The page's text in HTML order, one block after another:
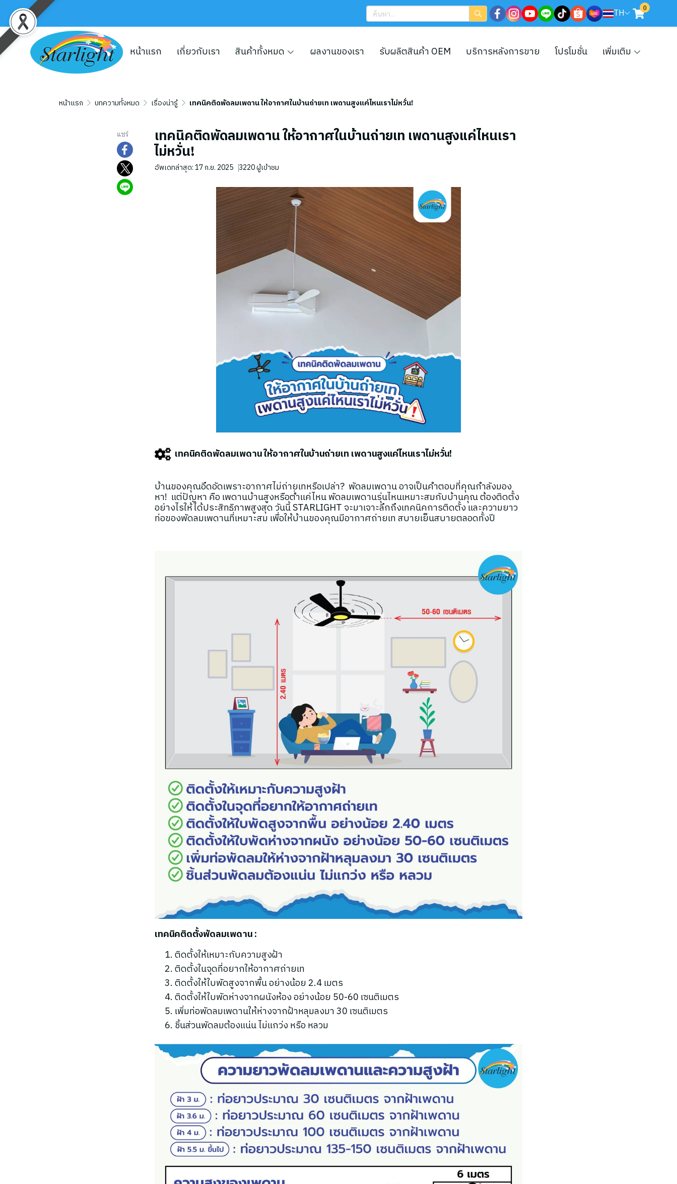
TH 0
หน้าแรก เกี่ยวกับเรา สินค้าทั้งหมด ผลงานของเรา รับผลิตสินค้า OEM บริการหลังการขาย โปรโมชั่น เพิ่มเติม
หน้าแรก บทความทั้งหมด เรื่องน่ารู้ เทคนิคติดพัดลมเพดาน ให้อากาศในบ้านถ่ายเท เพดานสูงแค่ไหนเราไม่หวั่น!
แชร์ เทคนิคติดพัดลมเพดาน ให้อากาศในบ้านถ่ายเท เพดานสูงแค่ไหนเรา
ไม่หวั่น!
อัพเดทล่าสุด: 17 ก.ย. 2025 3220 ผู้เข้าชม
เทคนิคติดพัดลมเพดาน ให้อากาศในบ้านถ่ายเท เพดานสูงแค่ไหนเราไม่หวั่น!
บ้านของคุณอึดอัดเพราะอากาศไม่ถ่ายเทหรือเปล่า? พัดลมเพดาน อาจเป็นคำตอบที่คุณกำลังมอง
หา! แต่ปัญหา คือ เพดานบ้านสูงหรือต่ำแค่ไหน พัดลมเพดานรุ่นไหนเหมาะสมกับบ้านคุณ ต้องติดตั้ง
อย่างไรให้ได้ประสิทธิภาพสูงสุด วันนี้ STARLIGHT จะมาเจาะลึกถึงเทคนิคการติดตั้ง และความยาว
ท่อของพัดลมเพดานที่เหมาะสม เพื่อให้บ้านของคุณมีอากาศถ่ายเท สบายเย็นสบายตลอดทั้งปี
เทคนิคติดตั้งพัดลมเพดาน :
ติดตั้งให้เหมาะกับความสูงฝ้า
ติดตั้งในจุดที่อยากให้อากาศถ่ายเท
ติดตั้งให้ใบพัดสูงจากพื้น อย่างน้อย 2.4 เมตร
ติดตั้งให้ใบพัดห่างจากผนังห้อง อย่างน้อย 50-60 เซนติเมตร
เพิ่มท่อพัดลมเพดานให้ห่างจากฝ้าหลุมลงมา 30 เซนติเมตร
ชิ้นส่วนพัดลมต้องแน่น ไม่แกว่ง หรือ หลวม